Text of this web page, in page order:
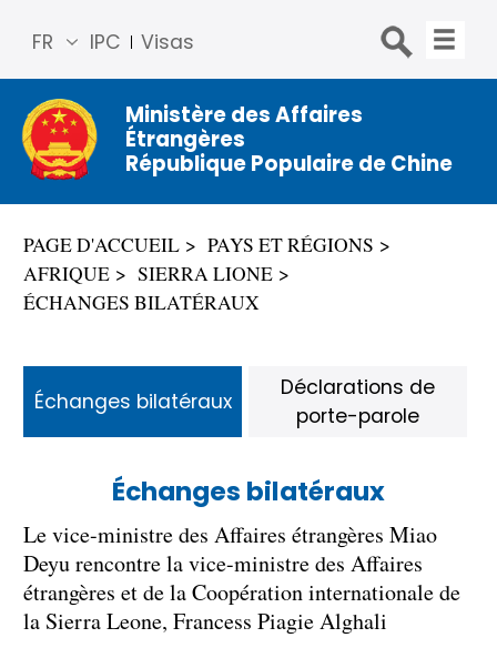
IPC Visas
FR
简体
中文
Engli
sh
Русс
Espa
ñol
Ministère des Affaires
Étrangères
République Populaire de Chine
PAGE D'ACCUEIL
PAYS ET RÉGIONS
AFRIQUE
SIERRA LIONE
ÉCHANGES BILATÉRAUX
Échanges bilatéraux
Le vice-ministre des Affaires étrangères Miao
Deyu rencontre la vice-ministre des Affaires
étrangères et de la Coopération internationale de
la Sierra Leone, Francess Piagie Alghali
Échanges bilatéraux
Déclarations de
porte-parole